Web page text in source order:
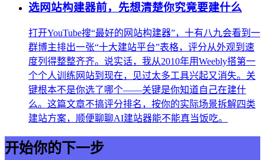
选网站构建器前，先想清楚你究竟要建什么
打开YouTube搜“最好的网站构建器”，十有八九会看到一
群博主排出一张“十大建站平台”表格，评分从外观到速
度列得整整齐齐。说实话，我从2010年用Weebly搭第一
个个人训练网站到现在，见过太多工具兴起又消失。关
键根本不是你选了哪个——关键是你知道自己在建什
么。这篇文章不搞评分排名，按你的实际场景拆解四类
建站方案，顺便聊聊AI建站器能不能真当饭吃。
开始你的下一步